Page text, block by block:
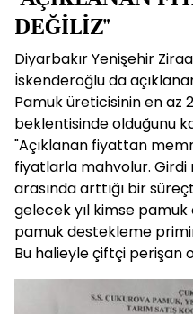
DEĞİLİZ"
Diyarbakır Yenişehir
İskenderoğlu da
Pamuk üreticisinin en az
beklentisinde olduğunu
"Açıklanan fiyattan
fiyatlarla mahvolur. Girdi
arasında arttığı bir
gelecek yıl kimse
pamuk destekleme
Bu halieyle çiftçi perişan